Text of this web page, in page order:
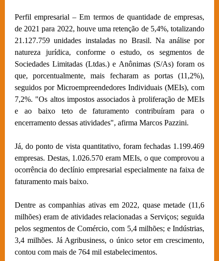
Perfil empresarial – Em termos de quantidade de empresas,
de 2021 para 2022, houve uma retenção de 5,4%, totalizando
21.127.759 unidades instaladas no Brasil. Na análise por
natureza jurídica, conforme o estudo, os segmentos de
Sociedades Limitadas (Ltdas.) e Anônimas (S/As) foram os
que, porcentualmente, mais fecharam as portas (11,2%),
seguidos por Microempreendedores Individuais (MEIs), com
7,2%. "Os altos impostos associados à proliferação de MEIs
e ao baixo teto de faturamento contribuíram para o
encerramento dessas atividades", afirma Marcos Pazzini.
Já, do ponto de vista quantitativo, foram fechadas 1.199.469
empresas. Destas, 1.026.570 eram MEIs, o que comprovou a
ocorrência do declínio empresarial especialmente na faixa de
faturamento mais baixo.
Dentre as companhias ativas em 2022, quase metade (11,6
milhões) eram de atividades relacionadas a Serviços; seguida
pelos segmentos de Comércio, com 5,4 milhões; e Indústrias,
3,4 milhões. Já Agribusiness, o único setor em crescimento,
contou com mais de 764 mil estabelecimentos.